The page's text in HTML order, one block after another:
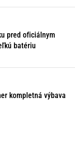
pred oficiálnym
batériu
kompletná výbava